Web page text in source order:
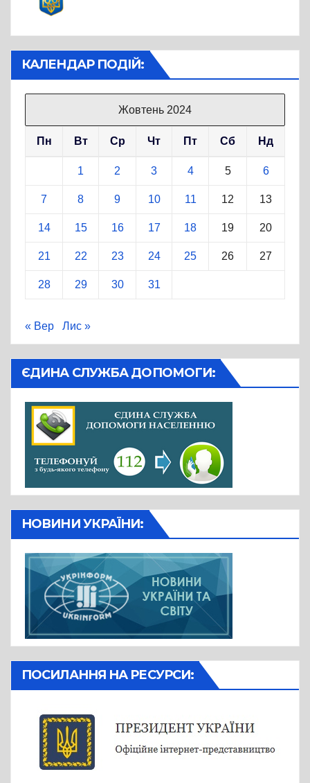
КАЛЕНДАР ПОДІЙ:
Жовтень 2024
Пн Вт Ср Чт Пт Сб Нд
1 2 3 4 5 6
7 8 9 10 11 12 13
14 15 16 17 18 19 20
21 22 23 24 25 26 27
28 29 30 31
« Вер Лис »
ЄДИНА СЛУЖБА ДОПОМОГИ:
НОВИНИ УКРАЇНИ:
ПОСИЛАННЯ НА РЕСУРСИ: